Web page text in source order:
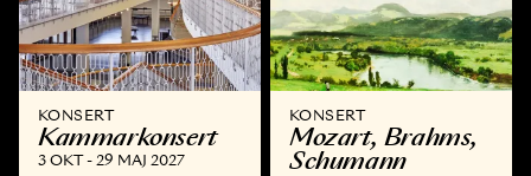
KONSERT
Kammar­konsert
3 OKT - 29 MAJ 2027
KONSERT
Mozart, Brahms,
Schumann